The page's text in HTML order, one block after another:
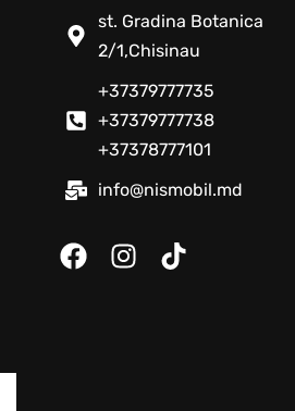
st. Gradina Botanica
2/1,Chisinau
+37379777735
+37379777738
+37378777101
info@nismobil.md